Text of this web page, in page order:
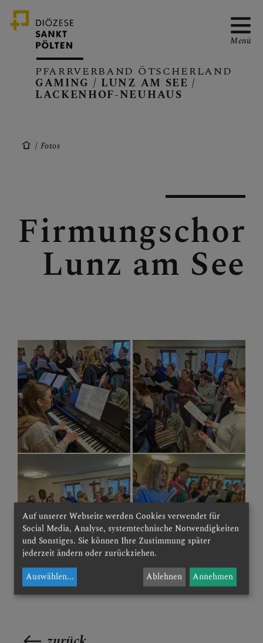
LUNZ/SEE
LACKENHOF - NEUHAUS
PFARRVERBAND ÖTSCHERLAND
GAMING / LUNZ AM SEE /
LACKENHOF-NEUHAUS
Menü
Fotos
Firmungschor
Lunz am See
Auf unserer Webseite werden Cookies verwendet für
Social Media, Analyse, systemtechnische Notwendigkeiten
und Sonstiges. Sie können Ihre Zustimmung später
jederzeit ändern oder zurückziehen.
Auswählen... Ablehnen Annehmen